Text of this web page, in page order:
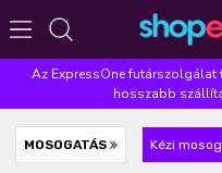
Népszerű kategóriák
Szépségápolás
Takarítás Baba-
Az ExpressOne futárszolgálat
hosszabb
MOSOGATÁS Kézi